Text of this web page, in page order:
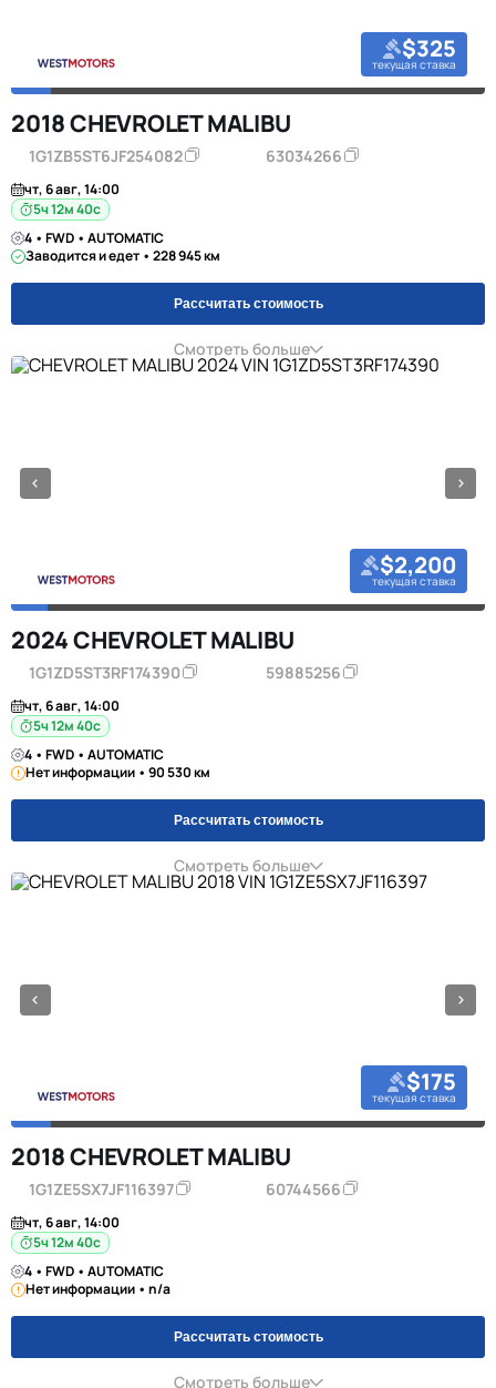
$325
текущая ставка
2018 CHEVROLET MALIBU
1G1ZB5ST6JF254082 63034266
чт, 6 авг, 14:00
5ч 12м 39с
4 • FWD • AUTOMATIC
Заводится и едет • 228 945 км
Рассчитать стоимость
Смотреть больше
$2,200
текущая ставка
2024 CHEVROLET MALIBU
1G1ZD5ST3RF174390 59885256
чт, 6 авг, 14:00
5ч 12м 39с
4 • FWD • AUTOMATIC
Нет информации • 90 530 км
Рассчитать стоимость
Смотреть больше
$175
текущая ставка
2018 CHEVROLET MALIBU
1G1ZE5SX7JF116397 60744566
чт, 6 авг, 14:00
5ч 12м 39с
4 • FWD • AUTOMATIC
Нет информации • n/a
Рассчитать стоимость
Смотреть больше